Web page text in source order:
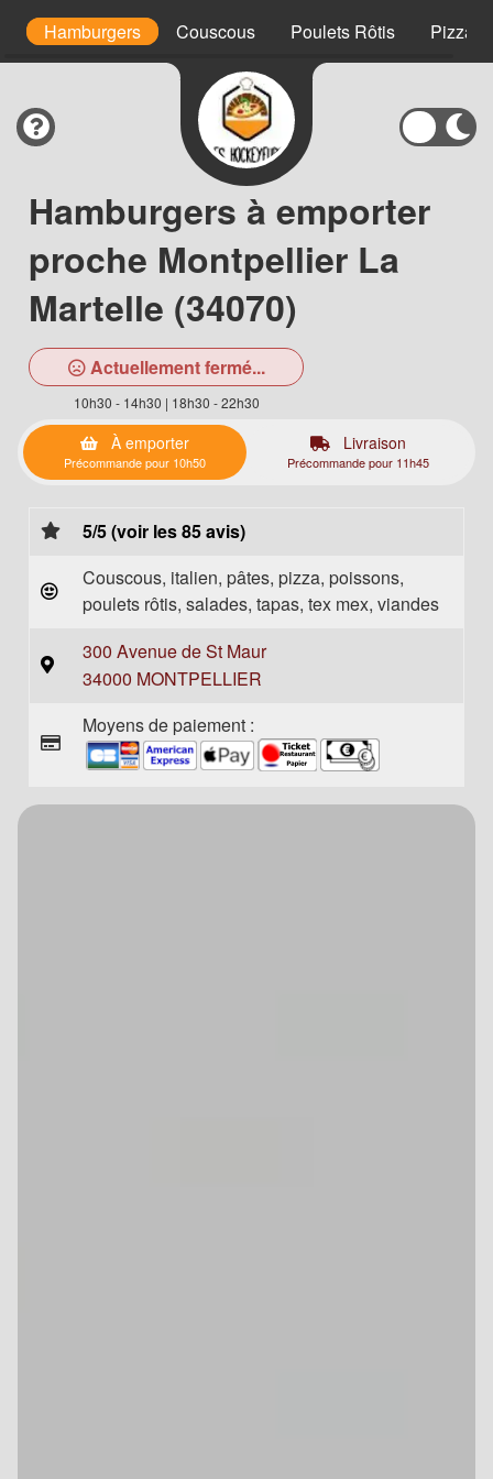
Hamburgers Couscous Poulets Rôtis Pizzas
Hamburgers à emporter
proche Montpellier La
Martelle (34070)
Actuellement fermé...
10h30 - 14h30 | 18h30 - 22h30
À emporter
Précommande pour 10h50
Livraison
Précommande pour 11h45
5/5 (voir les 85 avis)
Couscous, italien, pâtes, pizza, poissons,
poulets rôtis, salades, tapas, tex mex, viandes
300 Avenue de St Maur
34000 MONTPELLIER
Moyens de paiement :